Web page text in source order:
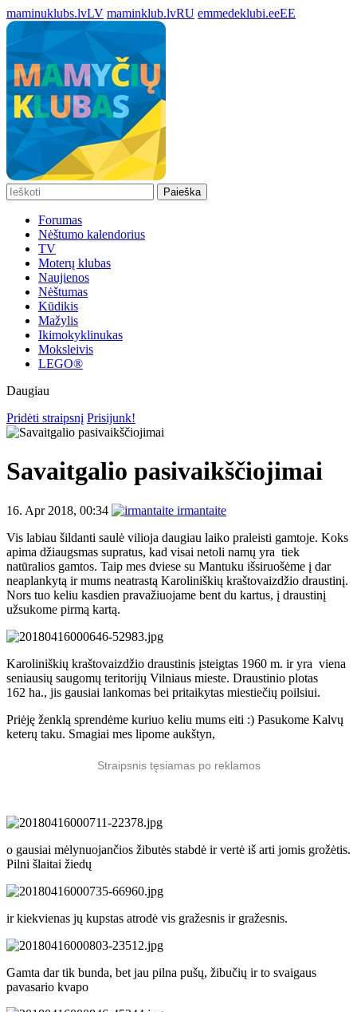
maminuklubs.lvLV maminklub.lvRU emmedeklubi.eeEE
Paieška
Forumas
Nėštumo kalendorius
TV
Moterų klubas
Naujienos
Nėštumas
Kūdikis
Mažylis
Ikimokyklinukas
Moksleivis
LEGO®
Daugiau
Pridėti straipsnį Prisijunk!
Savaitgalio pasivaikščiojimai
16. Apr 2018, 00:34
irmantaite
Vis labiau šildanti saulė vilioja daugiau laiko praleisti gamtoje. Koks
apima džiaugsmas supratus, kad visai netoli namų yra tiek
natūralios gamtos. Taip mes dviese su Mantuku išsiruošėme į dar
neaplankytą ir mums neatrastą Karoliniškių kraštovaizdžio draustinį.
Nors tuo keliu kasdien pravažiuojame bent du kartus, į draustinį
užsukome pirmą kartą.
Karoliniškių kraštovaizdžio draustinis įsteigtas 1960 m. ir yra viena
seniausių saugomų teritorijų Vilniaus mieste. Draustinio plotas
162 ha., jis gausiai lankomas bei pritaikytas miestiečių poilsiui.
Priėję ženklą sprendėme kuriuo keliu mums eiti :) Pasukome Kalvų
keterų taku. Smagiai mes lipome aukštyn,
Straipsnis tęsiamas po reklamos
o gausiai mėlynuojančios žibutės stabdė ir vertė iš arti jomis grožėtis.
Pilni šlaitai žiedų
ir kiekvienas jų kupstas atrodė vis gražesnis ir gražesnis.
Gamta dar tik bunda, bet jau pilna pušų, žibučių ir to svaigaus
pavasario kvapo